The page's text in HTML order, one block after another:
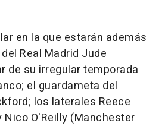
en la que estarán además
Real Madrid Jude
de su irregular temporada
el guardameta del
los laterales Reece
O'Reilly (Manchester